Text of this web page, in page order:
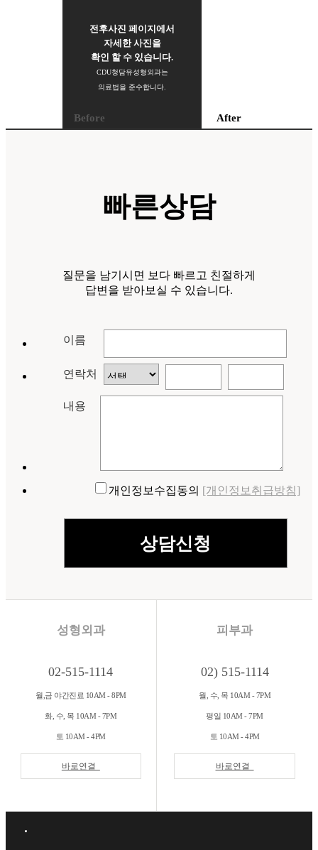
전후사진 페이지에서
자세한 사진을
확인 할 수 있습니다.
CDU청담유성형외과는
의료법을 준수합니다.
Before After
빠른상담
질문을 남기시면 보다 빠르고 친절하게
답변을 받아보실 수 있습니다.
이름
연락처
내용
개인정보수집동의 [개인정보취급방침]
성형외과
02-515-1114
월,금 야간진료 10AM - 8PM
화, 수, 목 10AM - 7PM
토 10AM - 4PM
바로연결
피부과
02) 515-1114
월, 수, 목 10AM - 7PM
평일 10AM - 7PM
토 10AM - 4PM
바로연결